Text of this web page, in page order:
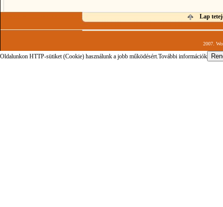
Lap
2007.
Oldalunkon HTTP-sütiket (Cookie) használunk a jobb működésért.További információk